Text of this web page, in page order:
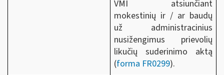
VMI atsiunčiant
mokestinių ir / ar baudų
už administracinius
nusižengimus prievolių
likučių suderinimo aktą
(forma FR0299).